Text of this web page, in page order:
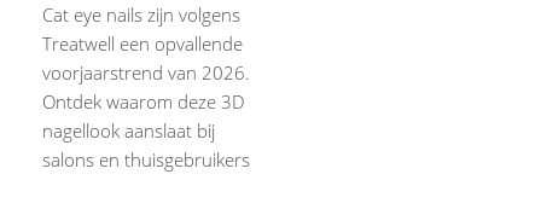
Cat eye nails zijn volgens
Treatwell een opvallende
voorjaarstrend van 2026.
Ontdek waarom deze 3D
nagellook aanslaat bij
salons en thuisgebruikers